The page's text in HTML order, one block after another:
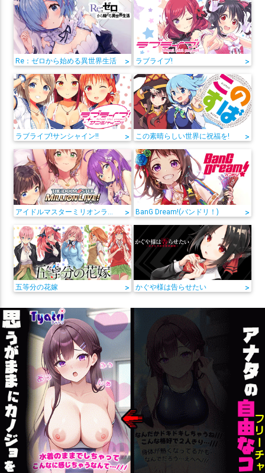
Re：ゼロから始める異世界生活 > ラブライブ! >
ラブライブ!サンシャイン!! > この素晴らしい世界に祝福を! >
> BanG Dream!(バンドリ！) >
五等分の花嫁 > かぐや様は告らせたい >